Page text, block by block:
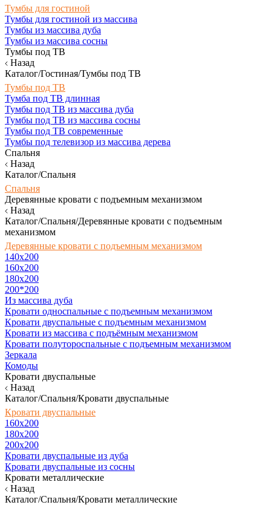
Тумбы для гостиной
Тумбы для гостиной из массива
Тумбы из массива дуба
Тумбы из массива сосны
Тумбы под ТВ
Назад
Каталог/Гостиная/Тумбы под ТВ
Тумбы под ТВ
Тумба под ТВ длинная
Тумбы под ТВ из массива дуба
Тумбы под ТВ из массива сосны
Тумбы под ТВ современные
Тумбы под телевизор из массива дерева
Спальня
Назад
Каталог/Спальня
Спальня
Деревянные кровати с подъемным механизмом
Назад
Каталог/Спальня/Деревянные кровати с подъемным
механизмом
Деревянные кровати с подъемным механизмом
140x200
160х200
180х200
200*200
Из массива дуба
Кровати односпальные с подъемным механизмом
Кровати двуспальные с подъемным механизмом
Кровати из массива с подъёмным механизмом
Кровати полутороспальные с подъемным механизмом
Зеркала
Комоды
Кровати двуспальные
Назад
Каталог/Спальня/Кровати двуспальные
Кровати двуспальные
160х200
180x200
200x200
Кровати двуспальные из дуба
Кровати двуспальные из сосны
Кровати металлические
Назад
Каталог/Спальня/Кровати металлические